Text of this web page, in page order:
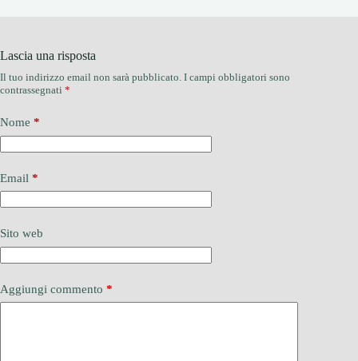
Lascia una risposta
Il tuo indirizzo email non sarà pubblicato. I campi obbligatori sono
contrassegnati *
Nome *
Email *
Sito web
Aggiungi commento *